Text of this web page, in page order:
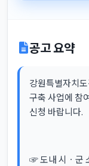
공고 요약
강원특별자치
구축 사업에 참
신청 바랍니다.
☞ 도내 시ㆍ군